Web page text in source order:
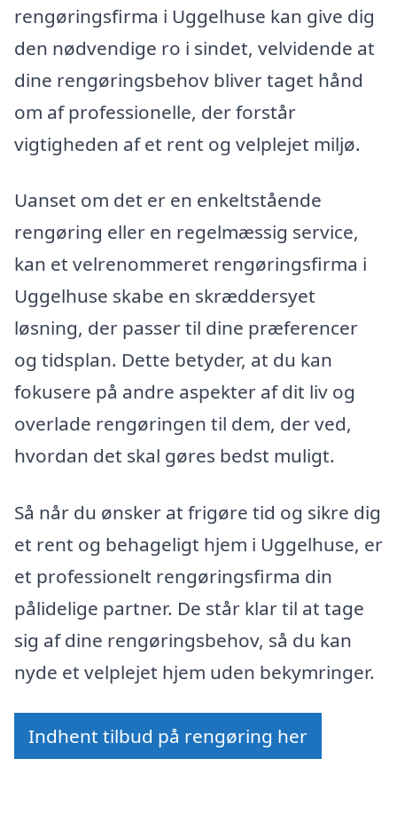
rengøringsfirma i Uggelhuse kan give dig
den nødvendige ro i sindet, velvidende at
dine rengøringsbehov bliver taget hånd
om af professionelle, der forstår
vigtigheden af et rent og velplejet miljø.
Uanset om det er en enkeltstående
rengøring eller en regelmæssig service,
kan et velrenommeret rengøringsfirma i
Uggelhuse skabe en skræddersyet
løsning, der passer til dine præferencer
og tidsplan. Dette betyder, at du kan
fokusere på andre aspekter af dit liv og
overlade rengøringen til dem, der ved,
hvordan det skal gøres bedst muligt.
Så når du ønsker at frigøre tid og sikre dig
et rent og behageligt hjem i Uggelhuse, er
et professionelt rengøringsfirma din
pålidelige partner. De står klar til at tage
sig af dine rengøringsbehov, så du kan
nyde et velplejet hjem uden bekymringer.
Indhent tilbud på rengøring her